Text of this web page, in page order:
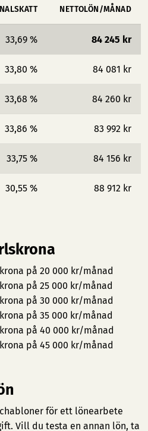
NETTOLÖN/MÅNAD
33,69 % 84 245 kr
33,80 % 84 081 kr
33,68 % 84 260 kr
33,86 % 83 992 kr
33,75 % 84 156 kr
30,55 % 88 912 kr
på 20 000 kr/månad
på 25 000 kr/månad
på 30 000 kr/månad
på 35 000 kr/månad
på 40 000 kr/månad
på 45 000 kr/månad
för ett lönearbete
Vill du testa en annan lön, ta